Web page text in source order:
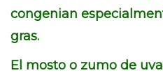
congenian
gras.
El mosto o zumo de